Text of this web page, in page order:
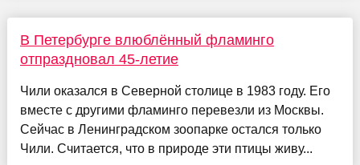
В Петербурге влюблённый фламинго
отпраздновал 45-летие
Чили оказался в Северной столице в 1983 году. Его
вместе с другими фламинго перевезли из Москвы.
Сейчас в Ленинградском зоопарке остался только
Чили. Считается, что в природе эти птицы живу...